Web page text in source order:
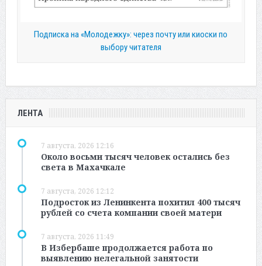
Подписка на «Молодежку»: через почту или киоски по
выбору читателя
ЛЕНТА
7 августа, 2026 12:16
Около восьми тысяч человек остались без
света в Махачкале
7 августа, 2026 12:12
Подросток из Ленинкента похитил 400 тысяч
рублей со счета компании своей матери
7 августа, 2026 11:49
В Избербаше продолжается работа по
выявлению нелегальной занятости